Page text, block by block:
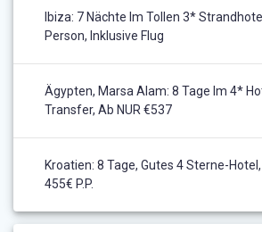
Ibiza: 7 Nächte Im Tollen 3*
Person, Inklusive Flug
Ägypten, Marsa Alam: 8 Tage Im 4*
Transfer, Ab NUR €537
Kroatien: 8 Tage, Gutes 4 Sterne-
455€ P.P.